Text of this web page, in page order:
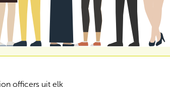
officers uit elk